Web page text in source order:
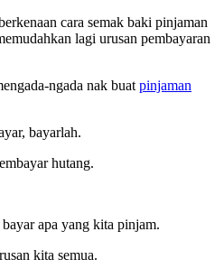
cara semak baki pinjaman
lagi urusan pembayaran
ngada nak buat pinjaman
bayarlah.
hutang.
apa yang kita pinjam.
kita semua.